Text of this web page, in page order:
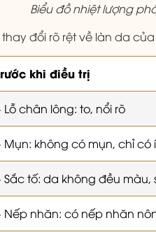
Biểu đồ nhiệt lượng
thay đổi rõ rệt về làn da
khi điều trị
Lỗ chân lông: to, nổi rõ
Mụn: không có mụn, chỉ có
Sắc tố: da không đều màu,
Nếp nhăn: có nếp nhăn